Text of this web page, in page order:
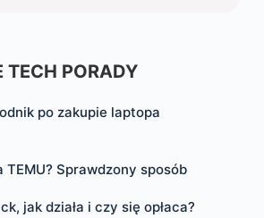
TECH PORADY
po zakupie laptopa
TEMU? Sprawdzony sposób
jak działa i czy się opłaca?